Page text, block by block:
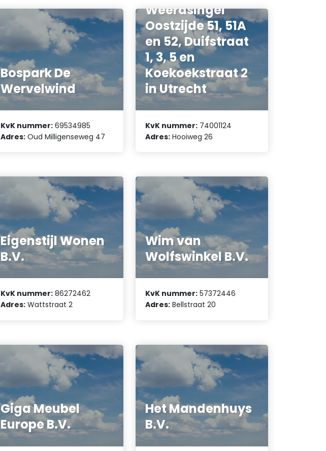
Bospark De
Wervelwind
KvK nummer: 69534985
Adres: Oud Milligenseweg 47
Weerdsingel
Oostzijde 51, 51A
en 52, Duifstraat
1, 3, 5 en
Koekoekstraat 2
in Utrecht
KvK nummer: 74001124
Adres: Hooiweg 26
Eigenstijl Wonen
B.V.
KvK nummer: 86272462
Adres: Wattstraat 2
Wim van
Wolfswinkel B.V.
KvK nummer: 57372446
Adres: Bellstraat 20
Giga Meubel
Europe B.V.
Het Mandenhuys
B.V.